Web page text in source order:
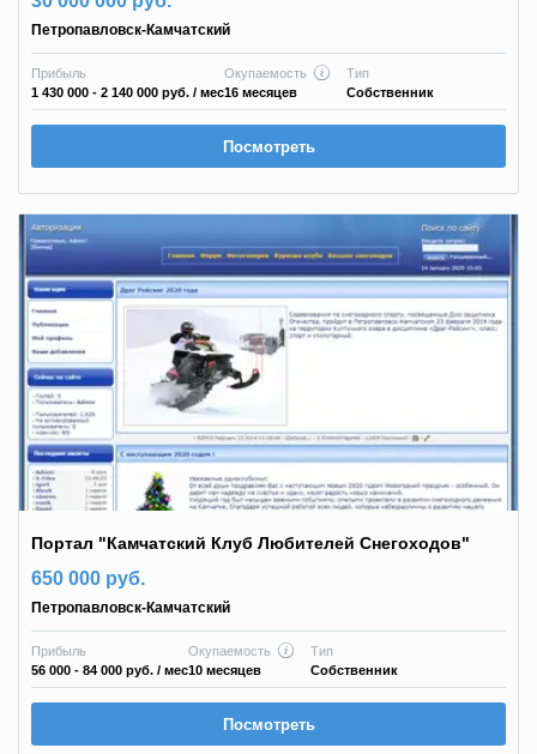
Петропавловск-Камчатский
Прибыль
1 430 000 - 2 140 000 руб. / мес
Окупаемость
16 месяцев
Тип
Собственник
Посмотреть
Портал "Камчатский Клуб Любителей Снегоходов"
650 000 руб.
Петропавловск-Камчатский
Прибыль
56 000 - 84 000 руб. / мес
Окупаемость
10 месяцев
Тип
Собственник
Посмотреть